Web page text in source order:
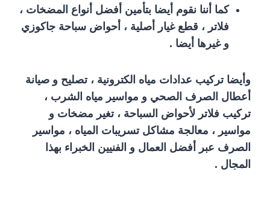
كما أننا نقوم أيضا بتأمين أفضل أنواع المضخات ،
فلاتر ، قطع غيار أصلية ، أحواض سباحة جاكوزي
و غيرها أيضا .
وأيضا تركيب عدادات مياه الكترونية ، تصليح و صيانة
أعطال الصرف الصحي و مواسير مياه الشرب ،
تركيب فلاتر لأحواض السباحة ، تغير مضخات و
مواسير ، معالجة مشاكل تسريبات المياه ، مواسير
الصرف عبر أفضل العمال و الفنيين الخبراء بهذا
المجال .